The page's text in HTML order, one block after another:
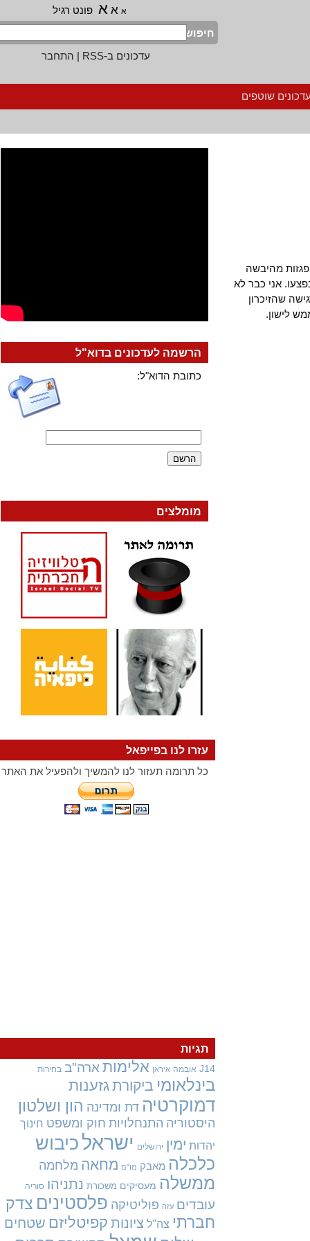
א א פונט רגיל
חיפוש
עדכונים ב-RSS
|התחבר
שוטפים
מהיבשה
אני כבר לא
שהזיכרון
הרשמה לעדכונים בדוא"ל
כתובת הדוא"ל:
מומלצים
עזרו לנו בפייפאל
כל תרומה תעזור לנו להמשיך ולהפעיל את האתר
תגיות
J14 אובמה איראן אלימות ארה"ב בחירות
בינלאומיביקורתגזענות
דמוקרטיה דת ומדינההון ושלטון
היסטוריה התנחלויות חוק ומשפט חינוך
יהדות ימין ירושלים ישראלכיבוש
כלכלה מאבק מו"מ מחאהמלחמה
ממשלה מעסיקים משכורת נתניהו סוריה
עובדים עזה פוליטיקה פלסטיניםצדק
חברתי צה"ל ציונותקפיטליזםשטחים